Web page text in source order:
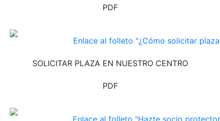
PDF
SOLICITAR PLAZA EN NUESTRO CENTRO
PDF